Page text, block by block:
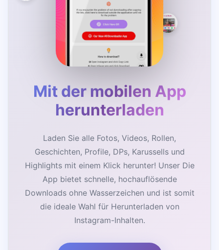
Mit der mobilen App
herunterladen
Laden Sie alle Fotos, Videos, Rollen,
Geschichten, Profile, DPs, Karussells und
Highlights mit einem Klick herunter! Unser Die
App bietet schnelle, hochauflösende
Downloads ohne Wasserzeichen und ist somit
die ideale Wahl für Herunterladen von
Instagram-Inhalten.